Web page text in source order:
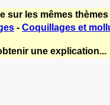
sur les mêmes thèmes
- Coquillages et
une explication...